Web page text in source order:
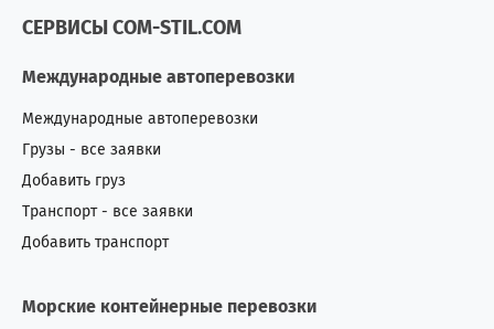
СЕРВИСЫ COM-STIL.COM
Международные автоперевозки
Международные автоперевозки
Грузы - все заявки
Добавить груз
Транспорт - все заявки
Добавить транспорт
Морские контейнерные перевозки